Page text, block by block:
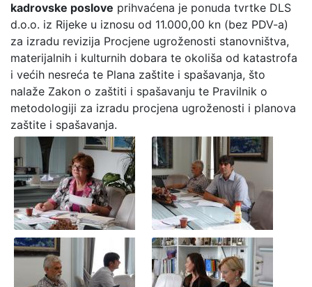
kadrovske poslove prihvaćena je ponuda tvrtke DLS
d.o.o. iz Rijeke u iznosu od 11.000,00 kn (bez PDV-a)
za izradu revizija Procjene ugroženosti stanovništva,
materijalnih i kulturnih dobara te okoliša od katastrofa
i većih nesreća te Plana zaštite i spašavanja, što
nalaže Zakon o zaštiti i spašavanju te Pravilnik o
metodologiji za izradu procjena ugroženosti i planova
zaštite i spašavanja.